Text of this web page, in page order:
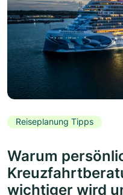
Reiseplanung Tipps
Warum
wichtiger wird